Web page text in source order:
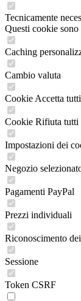
Tecnicamente
Questi cookie
Caching
Cambio valuta
Cookie Accetta
Cookie Rifiuta tutti
Impostazioni dei
Negozio
Pagamenti PayPal
Prezzi individuali
Riconoscimento
Sessione
Token CSRF